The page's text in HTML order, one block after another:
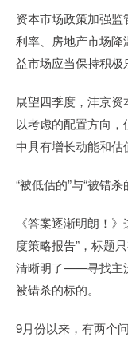
资本市场政策加强
利率、房地产市场
益市场应当保持积极
展望四季度，沣京资
以考虑的配置方向
中具有增长动能和估
“被低估的”与“被错杀
《答案逐渐明朗！
度策略报告”，标题
清晰明了——寻找主
被错杀的标的。
9月份以来，有两个